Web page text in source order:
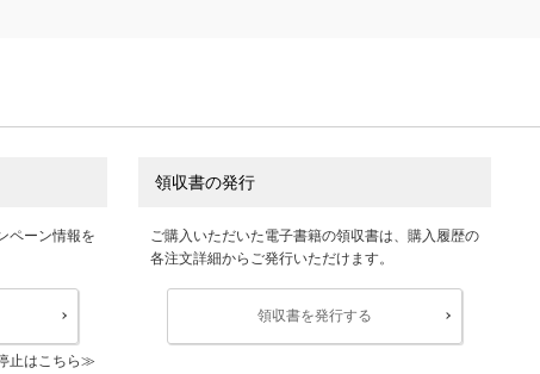
ペーン情報を
止はこちら
領収書の発行
ご購入いただいた電子書籍の領収書は、購入履歴の
各注文詳細からご発行いただけます。
領収書を発行する